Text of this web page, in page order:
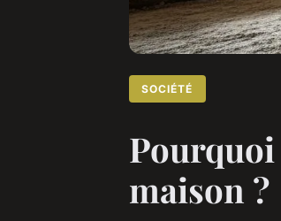
SOCIÉTÉ
maison ?